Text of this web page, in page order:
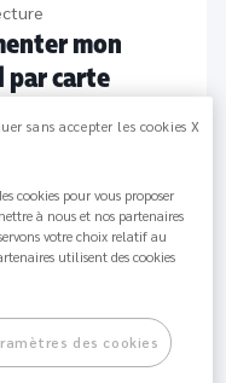
mon
par carte
votre compte
carte bancaire,
client web ou
sans accepter les cookies X
cookies pour vous proposer
à nous et nos partenaires
votre choix relatif au
utilisent des cookies
des cookies